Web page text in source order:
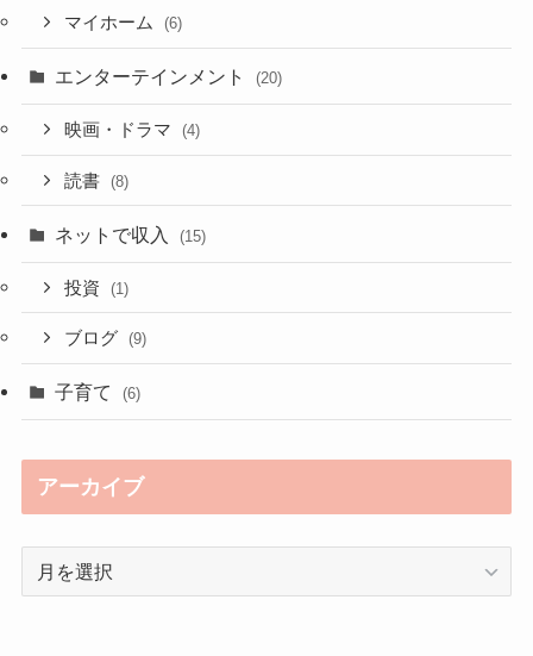
マイホーム (6)
エンターテインメント (20)
映画・ドラマ (4)
読書 (8)
ネットで収入 (15)
投資 (1)
ブログ (9)
子育て (6)
アーカイブ